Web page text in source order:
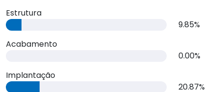
Estrutura
9.85%
Acabamento
0.00%
Implantação
20.87%